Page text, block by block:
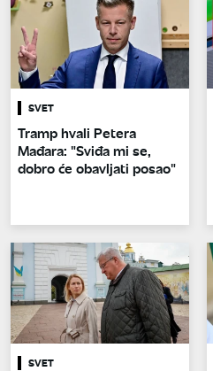
SVET
Tramp hvali Petera
Mađara: "Sviđa mi se,
dobro će obavljati posao"
SVET